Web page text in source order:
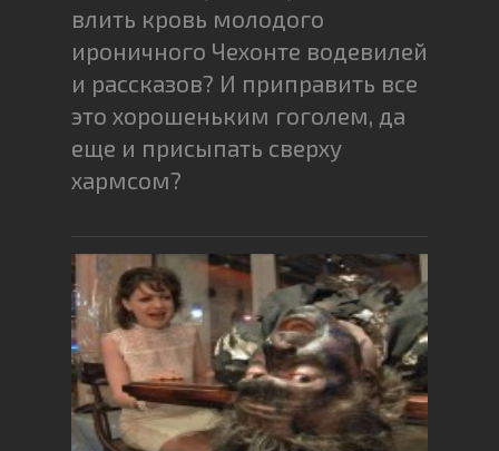
влить кровь молодого
ироничного Чехонте водевилей
и рассказов? И приправить все
это хорошеньким гоголем, да
еще и присыпать сверху
хармсом?